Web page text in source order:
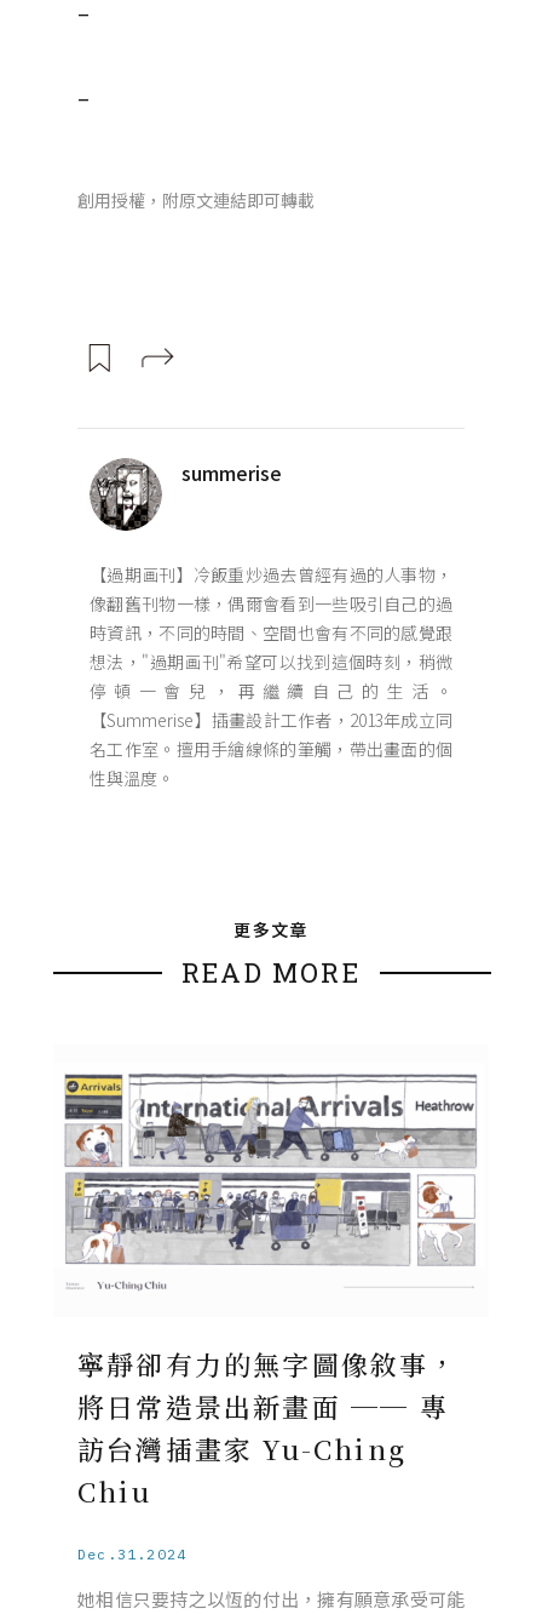
–
–
創用授權，附原文連結即可轉載
summerise
【過期画刊】冷飯重炒過去曾經有過的人事物，
像翻舊刊物一樣，偶爾會看到一些吸引自己的過
時資訊，不同的時間、空間也會有不同的感覺跟
想法，"過期画刊"希望可以找到這個時刻，稍微
停頓一會兒，再繼續自己的生活。
【Summerise】插畫設計工作者，2013年成立同
名工作室。擅用手繪線條的筆觸，帶出畫面的個
性與溫度。
更多文章
READ MORE
寧靜卻有力的無字圖像敘事，
將日常造景出新畫面 ── 專
訪台灣插畫家 Yu-Ching
Chiu
Dec.31.2024
她相信只要持之以恆的付出，擁有願意承受可能